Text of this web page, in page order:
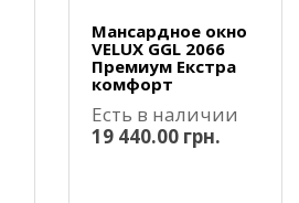
Мансардное окно
VELUX GGL 2066
Премиум Екстра
комфорт
Есть в наличии
19 440.00 грн.